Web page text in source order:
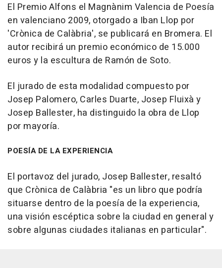
El Premio Alfons el Magnànim Valencia de Poesía
en valenciano 2009, otorgado a Iban Llop por
'Crònica de Calàbria', se publicará en Bromera. El
autor recibirá un premio económico de 15.000
euros y la escultura de Ramón de Soto.
El jurado de esta modalidad compuesto por
Josep Palomero, Carles Duarte, Josep Fluixà y
Josep Ballester, ha distinguido la obra de Llop
por mayoría.
POESÍA DE LA EXPERIENCIA
El portavoz del jurado, Josep Ballester, resaltó
que Crònica de Calàbria "es un libro que podría
situarse dentro de la poesía de la experiencia,
una visión escéptica sobre la ciudad en general y
sobre algunas ciudades italianas en particular".